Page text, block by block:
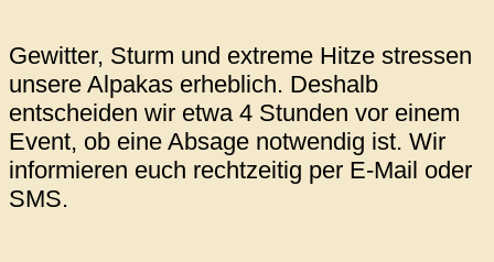
Gewitter, Sturm und extreme Hitze stressen
unsere Alpakas erheblich. Deshalb
entscheiden wir etwa 4 Stunden vor einem
Event, ob eine Absage notwendig ist. Wir
informieren euch rechtzeitig per E-Mail oder
SMS.